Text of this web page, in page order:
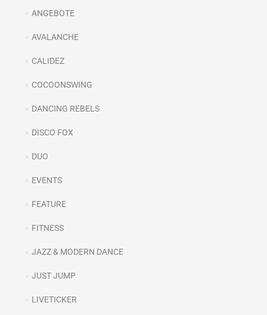
ANGEBOTE
AVALANCHE
CALIDEZ
COCOONSWING
DANCING REBELS
DISCO FOX
DUO
EVENTS
FEATURE
FITNESS
JAZZ & MODERN DANCE
JUST JUMP
LIVETICKER